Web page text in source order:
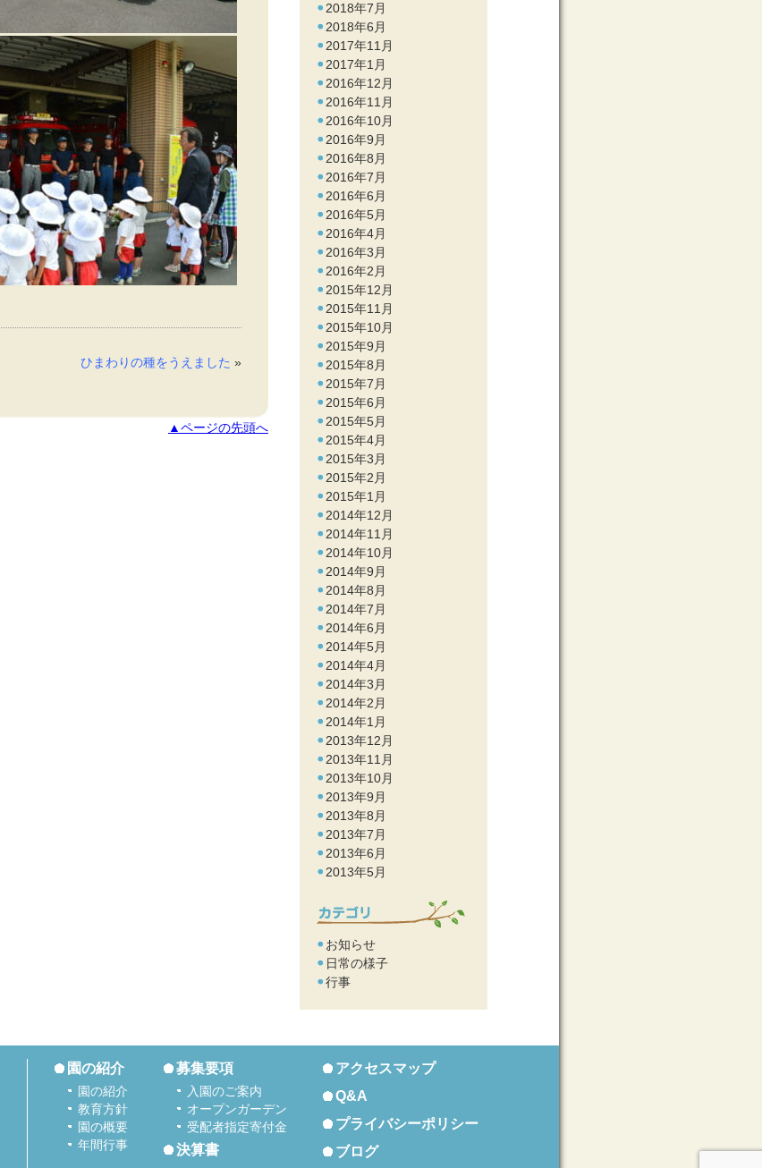
ひまわりの種をうえました »
▲ページの先頭へ
2018年7月
2018年6月
2017年11月
2017年1月
2016年12月
2016年11月
2016年10月
2016年9月
2016年8月
2016年7月
2016年6月
2016年5月
2016年4月
2016年3月
2016年2月
2015年12月
2015年11月
2015年10月
2015年9月
2015年8月
2015年7月
2015年6月
2015年5月
2015年4月
2015年3月
2015年2月
2015年1月
2014年12月
2014年11月
2014年10月
2014年9月
2014年8月
2014年7月
2014年6月
2014年5月
2014年4月
2014年3月
2014年2月
2014年1月
2013年12月
2013年11月
2013年10月
2013年9月
2013年8月
2013年7月
2013年6月
2013年5月
お知らせ
日常の様子
行事
園の紹介
園の紹介
教育方針
園の概要
年間行事
募集要項
入園のご案内
オープンガーデン
受配者指定寄付金
決算書
アクセスマップ
Q&A
プライバシーポリシー
ブログ